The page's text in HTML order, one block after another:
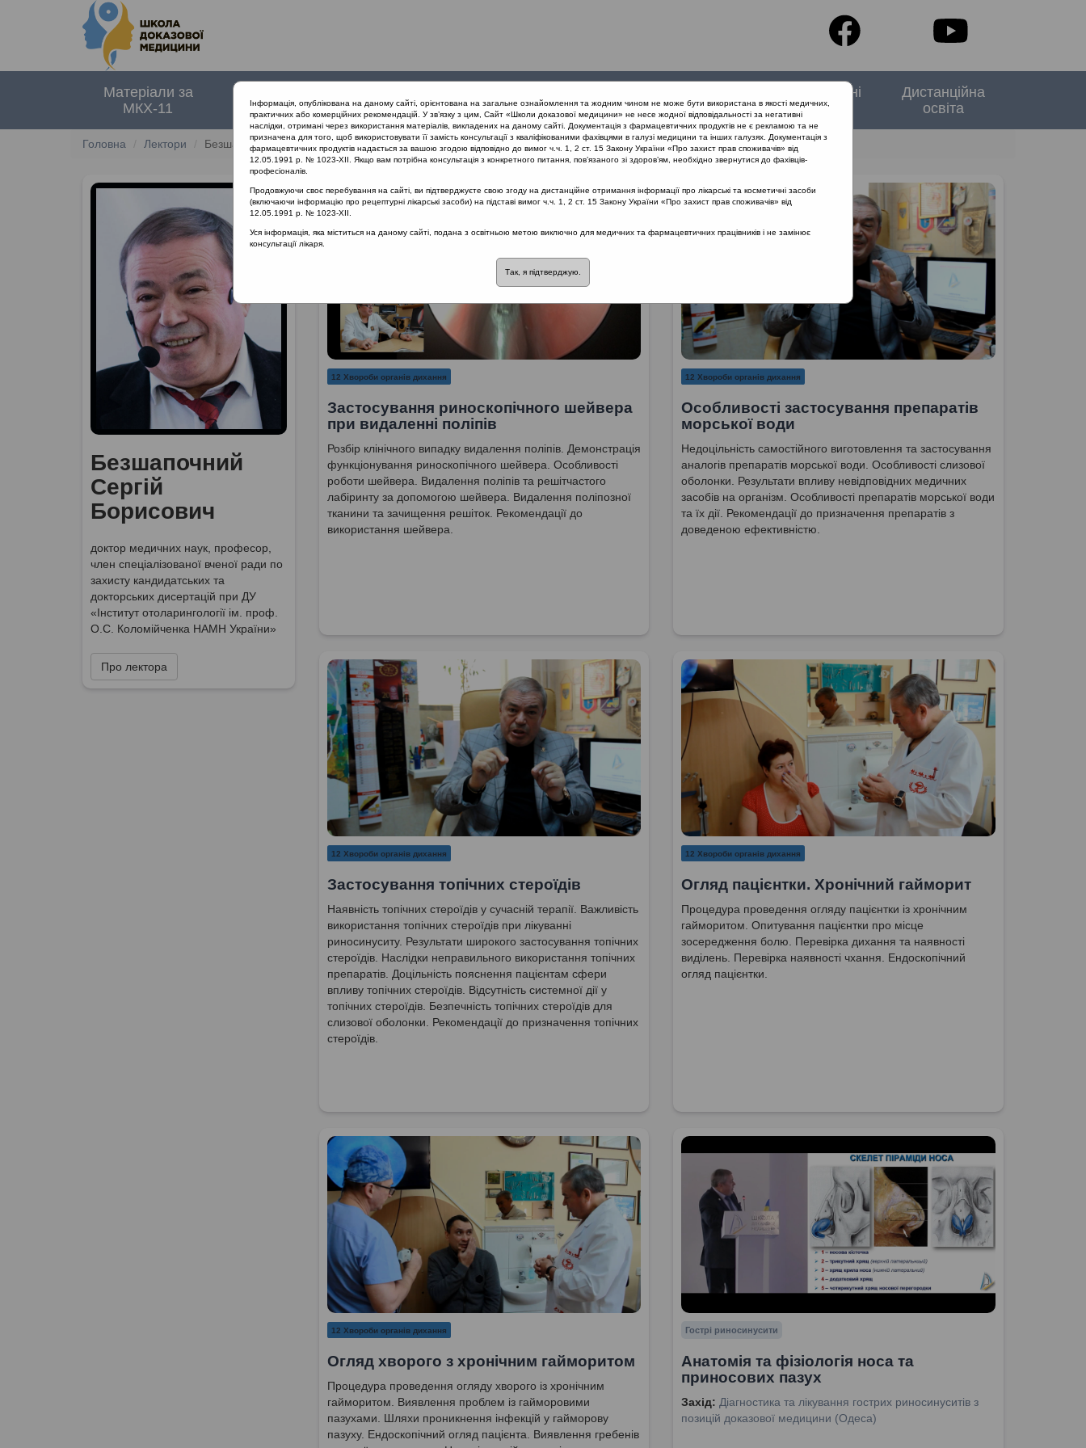
Матеріали за
МКХ-11
документи
заходи
проекту
Спеціальні
випуски
Дистанційна
освіта
Головна Лектори Безшапочний Сергій Борисович
Безшапочний
Сергій
Борисович
доктор медичних наук, професор,
член спеціалізованої вченої ради по
захисту кандидатських та
докторських дисертацій при ДУ
«Інститут отоларингології ім. проф.
О.С. Коломійченка НАМН України»
Про лектора
12 Хвороби органів дихання
Застосування риноскопічного шейвера
при видаленні поліпів
Розбір клінічного випадку видалення поліпів. Демонстрація
функціонування риноскопічного шейвера. Особливості
роботи шейвера. Видалення поліпів та решітчастого
лабіринту за допомогою шейвера. Видалення поліпозної
тканини та зачищення решіток. Рекомендації до
використання шейвера.
12 Хвороби органів дихання
Особливості застосування препаратів
морської води
Недоцільність самостійного виготовлення та застосування
аналогів препаратів морської води. Особливості слизової
оболонки. Результати впливу невідповідних медичних
засобів на організм. Особливості препаратів морської води
та їх дії. Рекомендації до призначення препаратів з
доведеною ефективністю.
12 Хвороби органів дихання
Застосування топічних стероїдів
Наявність топічних стероїдів у сучасній терапії. Важливість
використання топічних стероїдів при лікуванні
риносинуситу. Результати широкого застосування топічних
стероїдів. Наслідки неправильного використання топічних
препаратів. Доцільність пояснення пацієнтам сфери
впливу топічних стероїдів. Відсутність системної дії у
топічних стероїдів. Безпечність топічних стероїдів для
слизової оболонки. Рекомендації до призначення топічних
стероїдів.
12 Хвороби органів дихання
Огляд пацієнтки. Хронічний гайморит
Процедура проведення огляду пацієнтки із хронічним
гайморитом. Опитування пацієнтки про місце
зосередження болю. Перевірка дихання та наявності
виділень. Перевірка наявності чхання. Ендоскопічний
огляд пацієнтки.
12 Хвороби органів дихання
Огляд хворого з хронічним гайморитом
Процедура проведення огляду хворого із хронічним
гайморитом. Виявлення проблем із гайморовими
пазухами. Шляхи проникнення інфекцій у гайморову
пазуху. Ендоскопічний огляд пацієнта. Виявлення гребенів
Гострі риносинусити
Анатомія та фізіологія носа та
приносових пазух
Захід: Діагностика та лікування гострих риносинуситів з
позицій доказової медицини (Одеса)
Інформація, опублікована на даному сайті, орієнтована на загальне ознайомлення та жодним чином не може бути використана в якості медичних,
практичних або комерційних рекомендацій. У зв’язку з цим, Сайт «Школи доказової медицини» не несе жодної відповідальності за негативні
наслідки, отримані через використання матеріалів, викладених на даному сайті. Документація з фармацевтичних продуктів не є рекламою та не
призначена для того, щоб використовувати її замість консультації з кваліфікованими фахівцями в галузі медицини та інших галузях. Документація з
фармацевтичних продуктів надається за вашою згодою відповідно до вимог ч.ч. 1, 2 ст. 15 Закону України «Про захист прав споживачів» від
12.05.1991 р. № 1023-XII. Якщо вам потрібна консультація з конкретного питання, пов’язаного зі здоров’ям, необхідно звернутися до фахівців-
професіоналів.
Продовжуючи своє перебування на сайті, ви підтверджуєте свою згоду на дистанційне отримання інформації про лікарські та косметичні засоби
(включаючи інформацію про рецептурні лікарські засоби) на підставі вимог ч.ч. 1, 2 ст. 15 Закону України «Про захист прав споживачів» від
12.05.1991 р. № 1023-XII.
Уся інформація, яка міститься на даному сайті, подана з освітньою метою виключно для медичних та фармацевтичних працівників і не замінює
консультації лікаря.
Так, я підтверджую.